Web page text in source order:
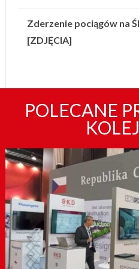
Zderzenie pociągów na
[ZDJĘCIA]
POLECANE